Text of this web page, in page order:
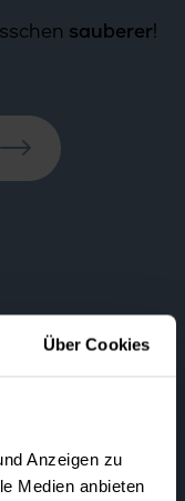
Über Cookies
Anzeigen zu
Medien anbieten
sauberer!